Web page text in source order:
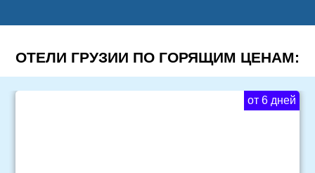
ОТЕЛИ ГРУЗИИ ПО ГОРЯЩИМ ЦЕНАМ:
от 6 дней